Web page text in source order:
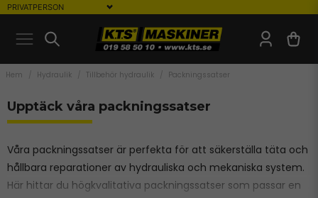
Hem Hydraulik Tillbehör hydraulik Packningssatser
Upptäck våra packningssatser
Våra packningssatser är perfekta för att säkerställa täta och
hållbara reparationer av hydrauliska och mekaniska system.
Här hittar du högkvalitativa packningssatser som passar en